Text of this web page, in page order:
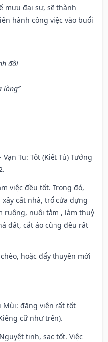
mưu đại sự, sẽ thành
hành công việc vào buổi
đôi
lòng”
Tu: Tốt (Kiết Tú) Tướng
việc đều tốt. Trong đó,
cất nhà, trổ cửa dựng
ruộng, nuôi tằm , làm thuỷ
đất, cắt áo cũng đều rất
hoặc đẩy thuyền mới
Mùi: đăng viên rất tốt
cữ như trên).
tinh, sao tốt. Việc